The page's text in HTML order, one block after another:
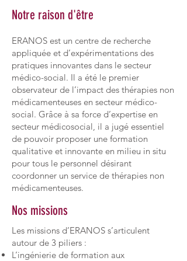
Notre raison d'être
ERANOS est un centre de recherche
appliquée et d’expérimentations des
pratiques innovantes dans le secteur
médico-social. Il a été le premier
observateur de l’impact des thérapies non
médicamenteuses en secteur médico-
social. Grâce à sa force d’expertise en
secteur médicosocial, il a jugé essentiel
de pouvoir proposer une formation
qualitative et innovante en milieu in situ
pour tous le personnel désirant
coordonner un service de thérapies non
médicamenteuses.
Nos missions
Les missions d’ERANOS s’articulent
autour de 3 piliers :
L’ingénierie de formation aux